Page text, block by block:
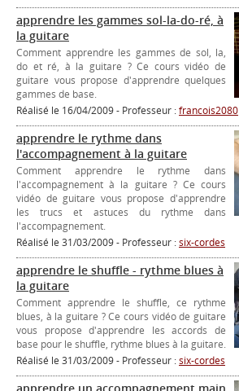
apprendre les gammes sol-la-do-ré, à
la guitare
Comment apprendre les gammes de sol, la,
do et ré, à la guitare ? Ce cours vidéo de
guitare vous propose d'apprendre quelques
gammes de base.
Réalisé le 16/04/2009 - Professeur :francois2080
apprendre le rythme dans
l'accompagnement à la guitare
Comment apprendre le rythme dans
l'accompagnement à la guitare ? Ce cours
vidéo de guitare vous propose d'apprendre
les trucs et astuces du rythme dans
l'accompagnement.
Réalisé le 31/03/2009 - Professeur :six-cordes
apprendre le shuffle - rythme blues à
la guitare
Comment apprendre le shuffle, ce rythme
blues, à la guitare ? Ce cours vidéo de guitare
vous propose d'apprendre les accords de
base pour le shuffle, rythme blues à la guitare.
Réalisé le 31/03/2009 - Professeur :six-cordes